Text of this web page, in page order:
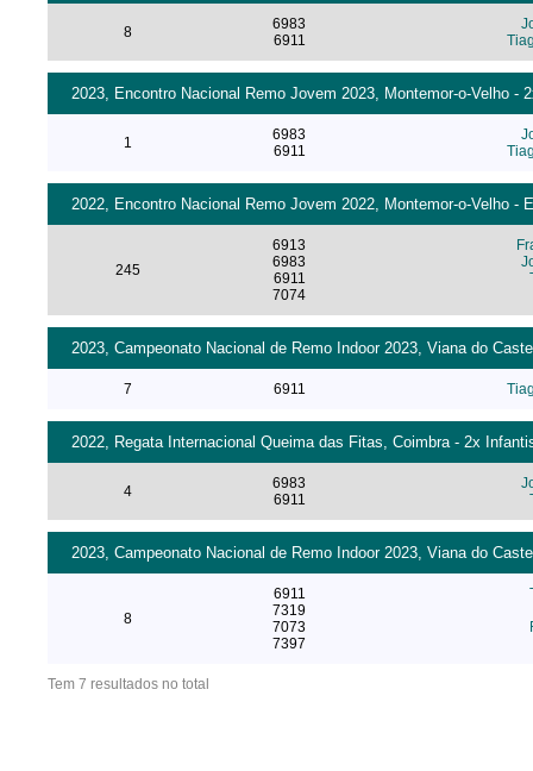
8
6983
6911
2023, Encontro Nacional Remo Jovem 2023, Montemor-o-Velho -
1
6983
6911
2022, Encontro Nacional Remo Jovem 2022, Montemor-o-Velho -
245
6913
6983
6911
7074
2023, Campeonato Nacional de Remo Indoor 2023, Viana do
7 6911
2022, Regata Internacional Queima das Fitas, Coimbra - 2x
4
6983
6911
2023, Campeonato Nacional de Remo Indoor 2023, Viana do
8
6911
7319
7073
7397
Tem 7 resultados no total